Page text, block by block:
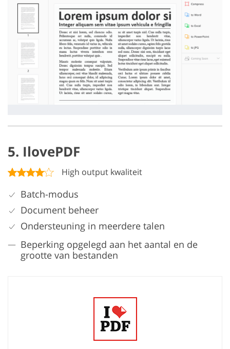
5. IlovePDF
High output kwaliteit
Batch-modus
Document beheer
Ondersteuning in meerdere talen
Beperking opgelegd aan het aantal en de
grootte van bestanden